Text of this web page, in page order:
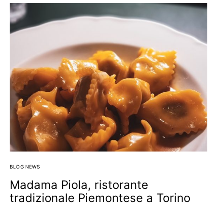
BLOG NEWS
Madama Piola, ristorante
tradizionale Piemontese a Torino